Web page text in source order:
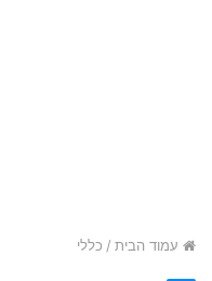
עמוד הבית / כללי